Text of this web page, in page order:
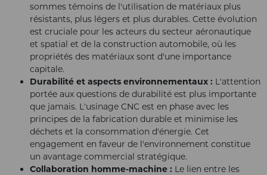
sommes témoins de l'utilisation de matériaux plus
résistants, plus légers et plus durables. Cette évolution
est cruciale pour les acteurs du secteur aéronautique
et spatial et de la construction automobile, où les
propriétés des matériaux sont d'une importance
capitale.
Durabilité et aspects environnementaux : L'attention
portée aux questions de durabilité est plus importante
que jamais. L'usinage CNC est en phase avec les
principes de la fabrication durable et minimise les
déchets et la consommation d'énergie. Cet
engagement en faveur de l'environnement constitue
un avantage commercial stratégique.
Collaboration homme-machine : Le lien entre les